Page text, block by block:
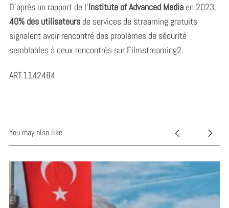
D’après un rapport de l’Institute of Advanced Mediaen 2023,
40% des utilisateursde services de streaming gratuits
signalent avoir rencontré des problèmes de sécurité
semblables à ceux rencontrés sur Filmstreaming2.
ART.1142484
You may also like